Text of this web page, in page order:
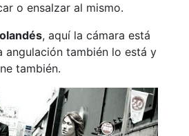
o ensalzar al mismo.
, aquí la cámara está
angulación también lo está y
también.